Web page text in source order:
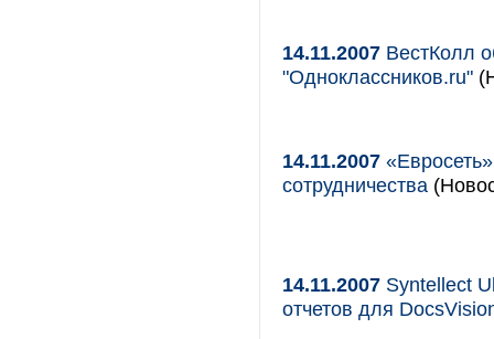
14.11.2007 ВестКолл
"Одноклассников.ru"
14.11.2007
сотрудничества
14.11.2007 Syntellect
отчетов для